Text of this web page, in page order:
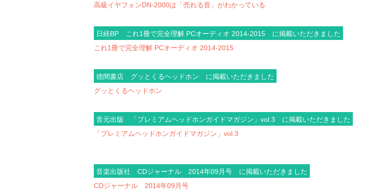
高級イヤフォンDN-2000は「売れる音」がわかっている
日経BP これ1冊で完全理解 PCオーディオ 2014-2015 に掲載いただきました
これ1冊で完全理解 PCオーディオ 2014-2015
徳間書店 グッとくるヘッドホン に掲載いただきました
グッとくるヘッドホン
音元出版 「プレミアムヘッドホンガイドマガジン」vol.3 に掲載いただきました
「プレミアムヘッドホンガイドマガジン」vol.3
音楽出版社 CDジャーナル 2014年09月号 に掲載いただきました
CDジャーナル 2014年09月号